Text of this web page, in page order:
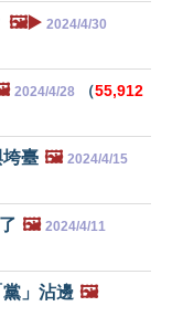
🖼️▶️ 2024/4/30
2024/4/28 （55,912
臺 🖼️ 2024/4/15
🖼️ 2024/4/11
」沾邊 🖼️